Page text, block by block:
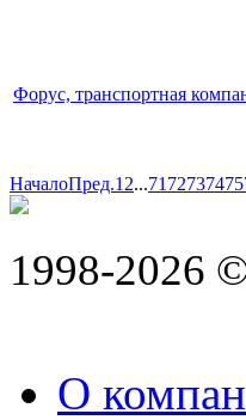
Форус, транспортная
НачалоПред.1 2...71 72737475
1998-2026
О